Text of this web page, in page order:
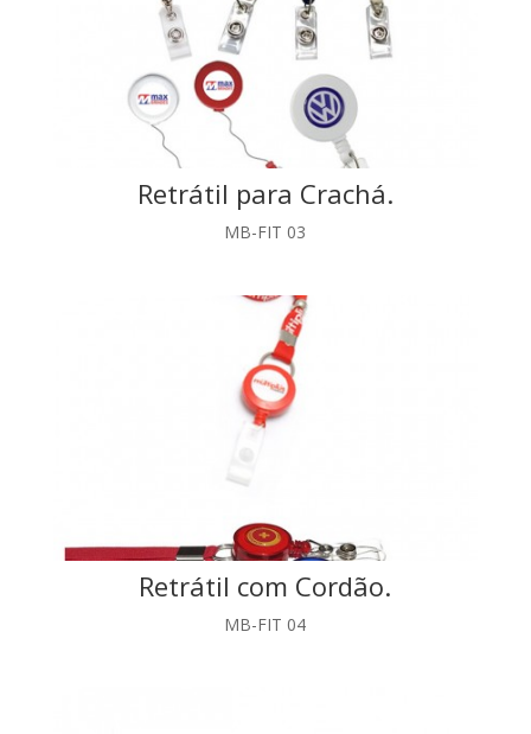
Retrátil para Crachá.
MB-FIT 03
Retrátil com Cordão.
MB-FIT 04